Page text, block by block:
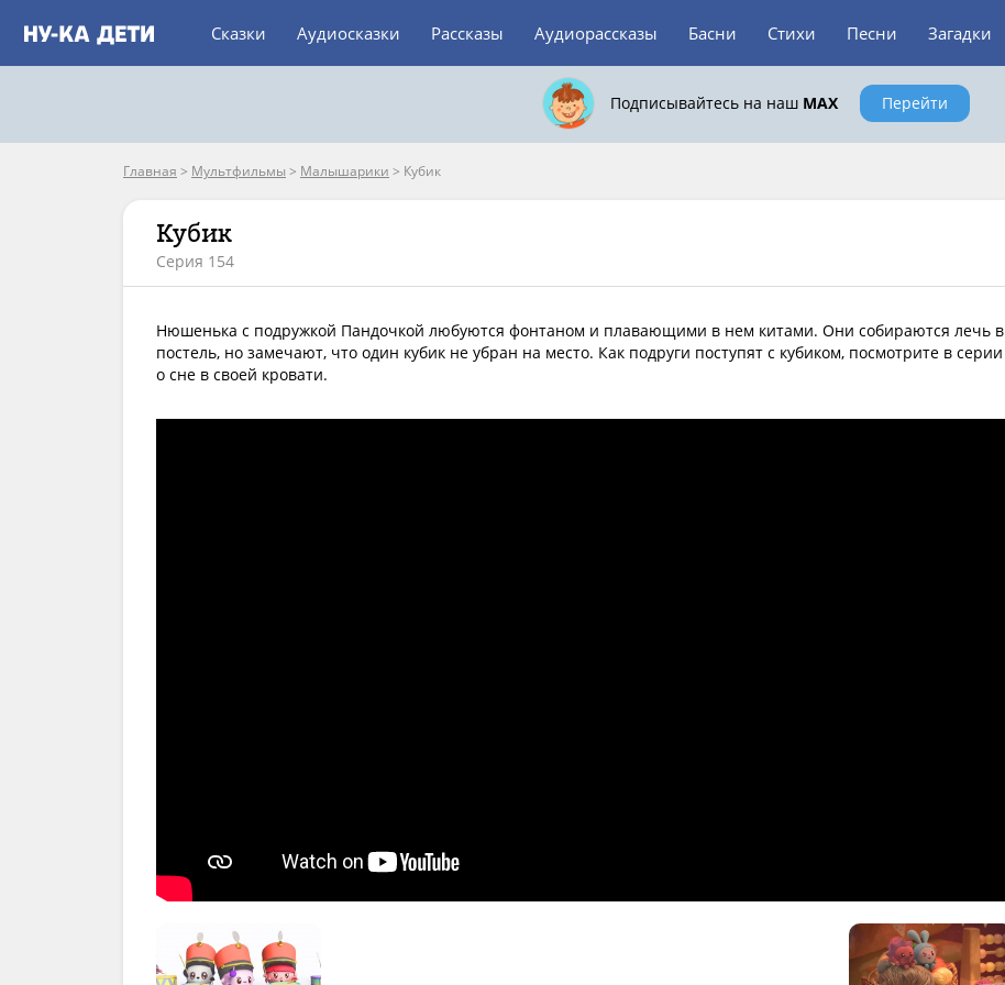
Сказки Аудиосказки Рассказы Аудиорассказы Басни Стихи Песни Загадки
Подписывайтесь на наш MAX Перейти
Главная > Мультфильмы > Малышарики > Кубик
Кубик
Серия 154
Нюшенька с подружкой Пандочкой любуются фонтаном и плавающими в нем китами. Они собираются лечь в
постель, но замечают, что один кубик не убран на место. Как подруги поступят с кубиком, посмотрите в серии
о сне в своей кровати.